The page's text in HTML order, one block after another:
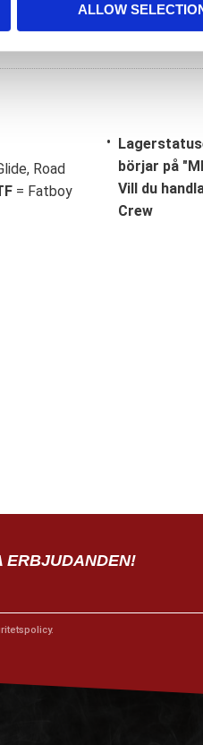
ALLOW
Road
= Fatboy
börjar på
Vill du
Crew
ERBJUDANDEN!
.